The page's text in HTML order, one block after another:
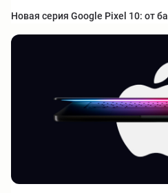
Новая серия Google Pixel 10: от